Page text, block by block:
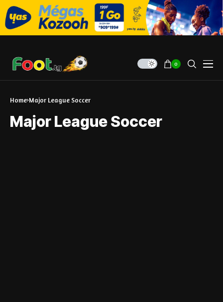
0
Home Major League Soccer
Major League Soccer